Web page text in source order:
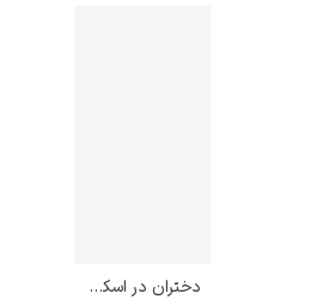
دختران در اسکله – ادوارد مونک